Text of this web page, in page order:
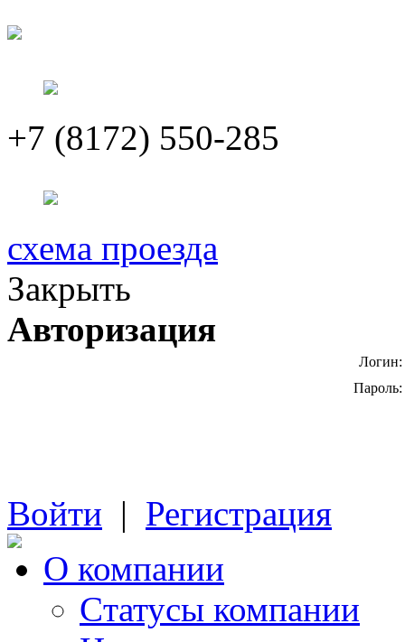
+7 (8172) 550-285
схема проезда
Закрыть
Авторизация
Логин:
Пароль:
Войти | Регистрация
О компании
Cтатусы компании